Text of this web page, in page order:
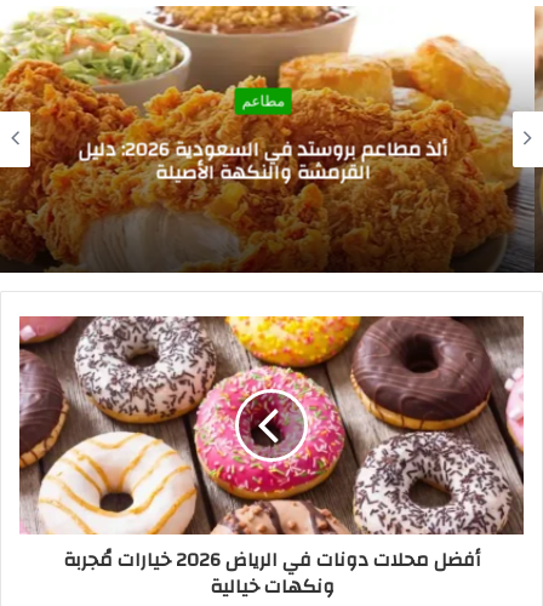
مطاعم
ألذ مطاعم بروستد في السعودية 2026: دليل
القرمشة والنكهة الأصيلة
أفضل محلات دونات في الرياض 2026 خيارات مُجربة
ونكهات خيالية